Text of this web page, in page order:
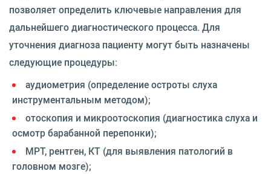
позволяет определить ключевые направления для
дальнейшего диагностического процесса. Для
уточнения диагноза пациенту могут быть назначены
следующие процедуры:
аудиометрия (определение остроты слуха
инструментальным методом);
отоскопия и микроотоскопия (диагностика слуха и
осмотр барабанной перепонки);
МРТ, рентген, КТ (для выявления патологий в
головном мозге);